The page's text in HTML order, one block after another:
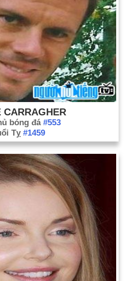
CARRAGHER
bóng đá #553
Tỵ #1459